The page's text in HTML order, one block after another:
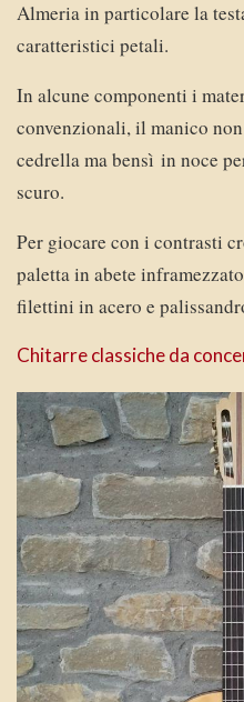
Almeria in particolare la
caratteristici petali.
In alcune componenti i
convenzionali, il manico
cedrella ma bensì in noce
scuro.
Per giocare con i contrasti
paletta in abete
filettini in acero e
Chitarre classiche da